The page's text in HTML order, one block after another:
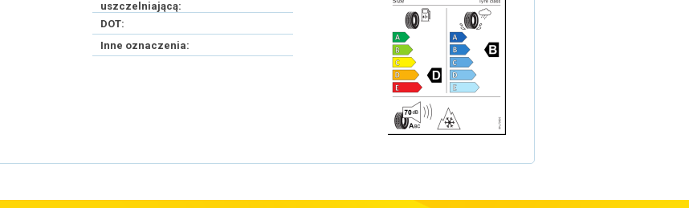
uszczelniającą:
DOT:
Inne oznaczenia: